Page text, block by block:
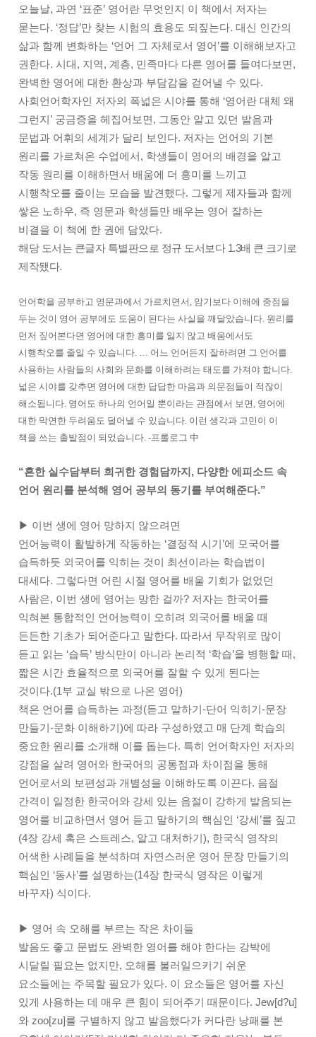
오늘날, 과연 ‘표준’ 영어란 무엇인지 이 책에서 저자는
묻는다. ‘정답’만 찾는 시험의 효용도 되짚는다. 대신 인간의
삶과 함께 변화하는 ‘언어 그 자체로서 영어’를 이해해보자고
권한다. 시대, 지역, 계층, 민족마다 다른 영어를 들여다보면,
완벽한 영어에 대한 환상과 부담감을 걷어낼 수 있다.
사회언어학자인 저자의 폭넓은 시야를 통해 ‘영어란 대체 왜
그런지’ 궁금증을 헤집어보면, 그동안 알고 있던 발음과
문법과 어휘의 세계가 달리 보인다. 저자는 언어의 기본
원리를 가르쳐온 수업에서, 학생들이 영어의 배경을 알고
작동 원리를 이해하면서 배움에 더 흥미를 느끼고
시행착오를 줄이는 모습을 발견했다. 그렇게 제자들과 함께
쌓은 노하우, 즉 영문과 학생들만 배우는 영어 잘하는
비결을 이 책에 한 권에 담았다.
해당 도서는 큰글자 특별판으로 정규 도서보다 1.3배 큰 크기로
제작됐다.
언어학을 공부하고 영문과에서 가르치면서, 암기보다 이해에 중점을
두는 것이 영어 공부에도 도움이 된다는 사실을 깨달았습니다. 원리를
먼저 짚어본다면 영어에 대한 흥미를 잃지 않고 배움에서도
시행착오를 줄일 수 있습니다. … 어느 언어든지 잘하려면 그 언어를
사용하는 사람들의 사회와 문화를 이해하려는 태도를 가져야 합니다.
넓은 시야를 갖추면 영어에 대한 답답한 마음과 의문점들이 적잖이
해소됩니다. 영어도 하나의 언어일 뿐이라는 관점에서 보면, 영어에
대한 막연한 두려움도 덜어낼 수 있습니다. 이런 생각과 고민이 이
책을 쓰는 출발점이 되었습니다. -프롤로그 中
“흔한 실수담부터 희귀한 경험담까지, 다양한 에피소드 속
언어 원리를 분석해 영어 공부의 동기를 부여해준다.”
▶ 이번 생에 영어 망하지 않으려면
언어능력이 활발하게 작동하는 ‘결정적 시기’에 모국어를
습득하듯 외국어를 익히는 것이 최선이라는 학습법이
대세다. 그렇다면 어린 시절 영어를 배울 기회가 없었던
사람은, 이번 생에 영어는 망한 걸까? 저자는 한국어를
익혀본 통합적인 언어능력이 오히려 외국어를 배울 때
든든한 기초가 되어준다고 말한다. 따라서 무작위로 많이
듣고 읽는 ‘습득’ 방식만이 아니라 논리적 ‘학습’을 병행할 때,
짧은 시간 효율적으로 외국어를 잘할 수 있게 된다는
것이다.(1부 교실 밖으로 나온 영어)
책은 언어를 습득하는 과정(듣고 말하기-단어 익히기-문장
만들기-문화 이해하기)에 따라 구성하였고 매 단계 학습의
중요한 원리를 소개해 이를 돕는다. 특히 언어학자인 저자의
강점을 살려 영어와 한국어의 공통점과 차이점을 통해
언어로서의 보편성과 개별성을 이해하도록 이끈다. 음절
간격이 일정한 한국어와 강세 있는 음절이 강하게 발음되는
영어를 비교하면서 영어 듣고 말하기의 핵심인 ‘강세’를 짚고
(4장 강세 혹은 스트레스, 알고 대처하기), 한국식 영작의
어색한 사례들을 분석하며 자연스러운 영어 문장 만들기의
핵심인 ‘동사’를 설명하는(14장 한국식 영작은 이렇게
바꾸자) 식이다.
▶ 영어 속 오해를 부르는 작은 차이들
발음도 좋고 문법도 완벽한 영어를 해야 한다는 강박에
시달릴 필요는 없지만, 오해를 불러일으키기 쉬운
요소들에는 주목할 필요가 있다. 이 요소들은 영어를 자신
있게 사용하는 데 매우 큰 힘이 되어주기 때문이다. Jew[d?u]
와 zoo[zu]를 구별하지 않고 발음했다가 커다란 낭패를 본